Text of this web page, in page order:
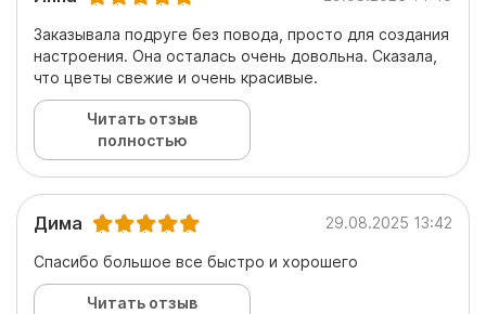
Заказывала подруге без повода, просто для создания
настроения. Она осталась очень довольна. Сказала,
что цветы свежие и очень красивые.
Читать отзыв
полностью
Дима 29.08.2025 13:42
Спасибо большое все быстро и хорошего
Читать отзыв